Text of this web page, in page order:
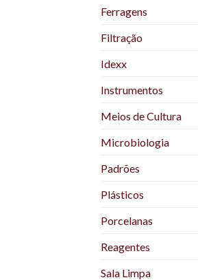
Ferragens
Filtração
Idexx
Instrumentos
Meios de Cultura
Microbiologia
Padrões
Plásticos
Porcelanas
Reagentes
Sala Limpa